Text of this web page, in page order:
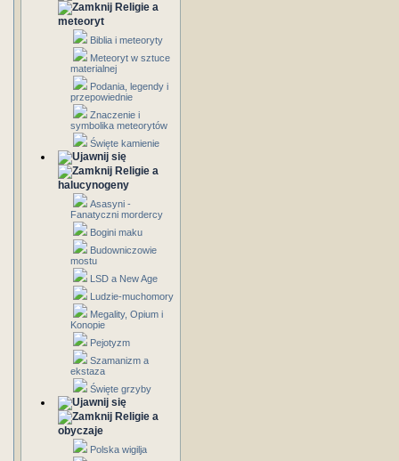
Religie a
meteoryt
Biblia i meteoryty
Meteoryt w sztuce
materialnej
Podania, legendy i
przepowiednie
Znaczenie i
symbolika meteorytów
Święte kamienie
Religie a
halucynogeny
Asasyni -
Fanatyczni mordercy
Bogini maku
Budowniczowie
mostu
LSD a New Age
Ludzie-muchomory
Megality, Opium i
Konopie
Pejotyzm
Szamanizm a
ekstaza
Święte grzyby
Religie a
obyczaje
Polska wigilja